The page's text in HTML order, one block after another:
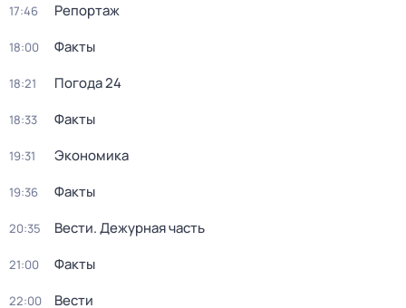
17:46 Репортаж
18:00 Факты
18:21 Погода 24
18:33 Факты
19:31 Экономика
19:36 Факты
20:35 Вести. Дежурная часть
21:00 Факты
22:00 Вести